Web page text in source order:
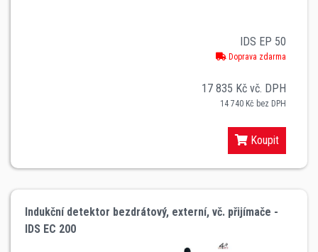
IDS EP 50
Doprava zdarma
17 835 Kč vč. DPH
14 740 Kč bez DPH
Koupit
Indukční detektor bezdrátový, externí, vč. přijímače -
IDS EC 200